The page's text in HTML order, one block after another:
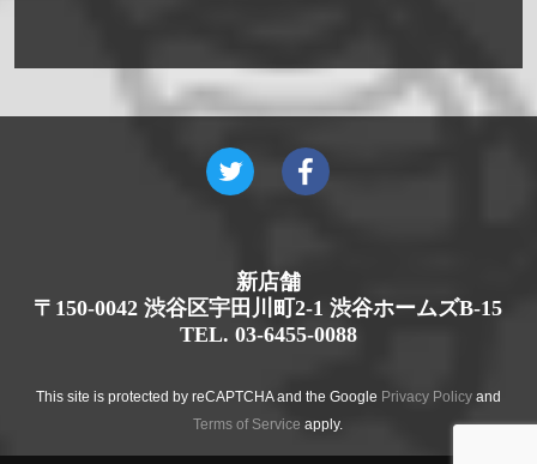
新店舗
〒150-0042 渋谷区宇田川町2-1 渋谷ホームズB-15
TEL. 03-6455-0088
This site is protected by reCAPTCHA and the Google Privacy Policyand
Terms of Service apply.